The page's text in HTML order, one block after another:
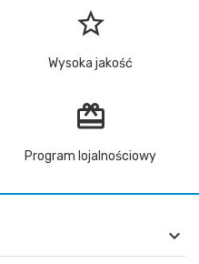
star_border
Wysoka jakość
redeem
Program lojalnościowy
